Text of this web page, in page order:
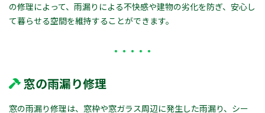
の修理によって、雨漏りによる不快感や建物の劣化を防ぎ、安心し
て暮らせる空間を維持することができます。
窓の雨漏り修理
窓の雨漏り修理は、窓枠や窓ガラス周辺に発生した雨漏り、シー